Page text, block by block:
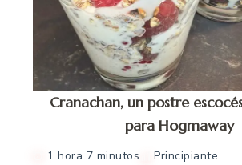
Cranachan, un postre
para Hogmaway
1 hora 7 minutos Principiante